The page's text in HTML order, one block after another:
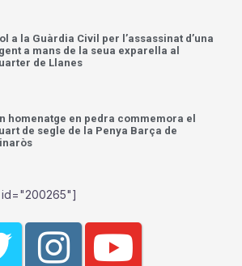
a la Guàrdia Civil per l’assassinat d’una
a mans de la seua exparella al
de Llanes
homenatge en pedra commemora el
de segle de la Penya Barça de
id="200265"]